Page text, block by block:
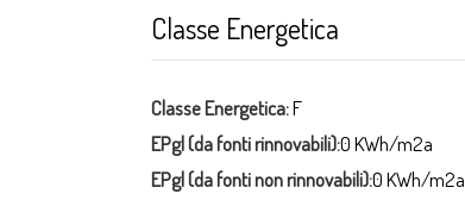
Classe Energetica
Classe Energetica:F
EPgl (da fonti rinnovabili):0 KWh/m2a
EPgl (da fonti non rinnovabili):0 KWh/m2a